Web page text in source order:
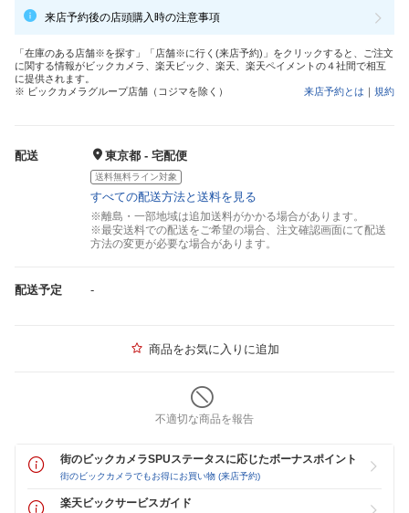
来店予約後の店頭購入時の注意事項
「在庫のある店舗※を探す」「店舗※に行く(来店予約)」をクリックすると、ご注文
に関する情報がビックカメラ、楽天ビック、楽天、楽天ペイメントの４社間で相互
に提供されます。
※ ビックカメラグループ店舗（コジマを除く）
来店予約とは ｜ 規約
配送 東京都 - 宅配便
送料無料ライン対象
すべての配送方法と送料を見る
※離島・一部地域は追加送料がかかる場合があります。
※最安送料での配送をご希望の場合、注文確認画面にて配送
方法の変更が必要な場合があります。
配送予定 -
商品をお気に入りに追加
不適切な商品を報告
街のビックカメラSPUステータスに応じたボーナスポイント
街のビックカメラでもお得にお買い物 (来店予約)
楽天ビックサービスガイド